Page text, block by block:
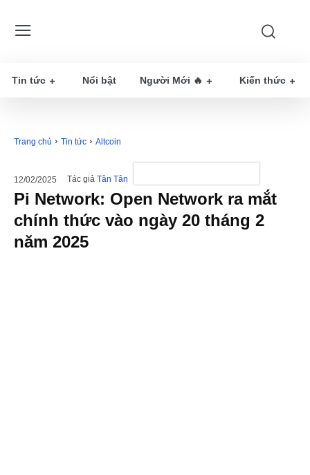
Tin tức Nổi bật Người Mới 🔥 Kiến thức
Trang chủ Tin tức Altcoin
12/02/2025 Tác giả Tân Tân
Pi Network: Open Network ra mắt
chính thức vào ngày 20 tháng 2
năm 2025